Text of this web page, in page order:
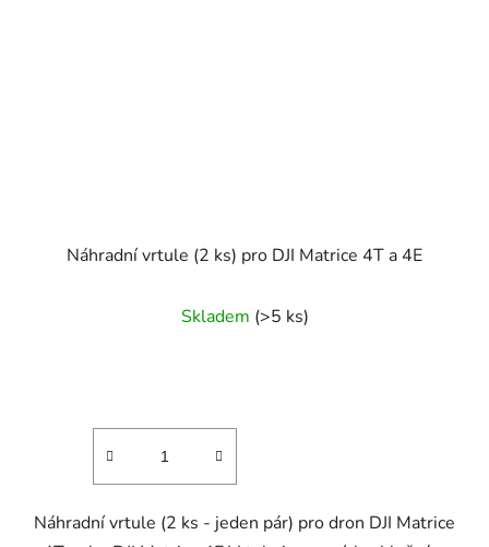
Náhradní vrtule (2 ks) pro DJI Matrice 4T a 4E
Skladem (>5 ks)
Náhradní vrtule (2 ks - jeden pár) pro dron DJI Matrice